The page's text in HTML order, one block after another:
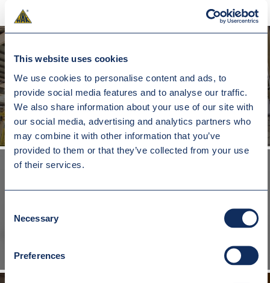
This website uses cookies
We use cookies to personalise content and ads, to
provide social media features and to analyse our traffic.
We also share information about your use of our site with
our social media, advertising and analytics partners who
may combine it with other information that you’ve
provided to them or that they’ve collected from your use
of their services.
Selection
Necessary
Preferences
SYSTEM MOBILNY Z SUWNICĄ DO KOMPONENTÓW
SYSTEM DO TRANSPORTU FORM ODLEWNICZYCH